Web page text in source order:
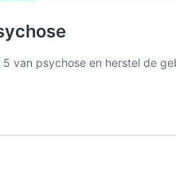
van psychose en herstel de